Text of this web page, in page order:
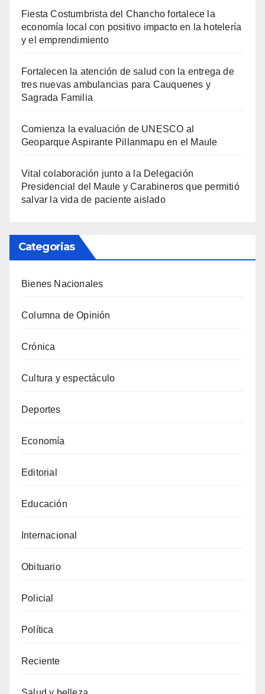
Fiesta Costumbrista del Chancho fortalece la
economía local con positivo impacto en la hotelería
y el emprendimiento
Fortalecen la atención de salud con la entrega de
tres nuevas ambulancias para Cauquenes y
Sagrada Familia
Comienza la evaluación de UNESCO al
Geoparque Aspirante Pillanmapu en el Maule
Vital colaboración junto a la Delegación
Presidencial del Maule y Carabineros que permitió
salvar la vida de paciente aislado
Categorias
Bienes Nacionales
Columna de Opinión
Crónica
Cultura y espectáculo
Deportes
Economía
Editorial
Educación
Internacional
Obituario
Policial
Política
Reciente